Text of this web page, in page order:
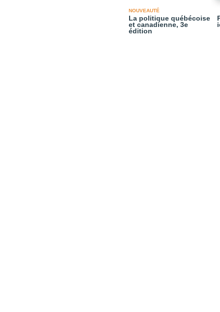
NOUVEAUTÉ
La politique québécoise
et canadienne, 3e
édition